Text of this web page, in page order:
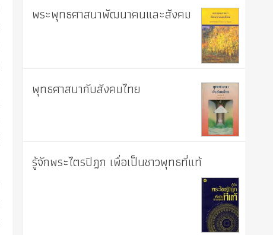
พระพุทธศาสนาพัฒนาคนและสังคม
พุทธศาสนากับสังคมไทย
รู้จักพระไตรปิฎก เพื่อเป็นชาวพุทธที่แท้